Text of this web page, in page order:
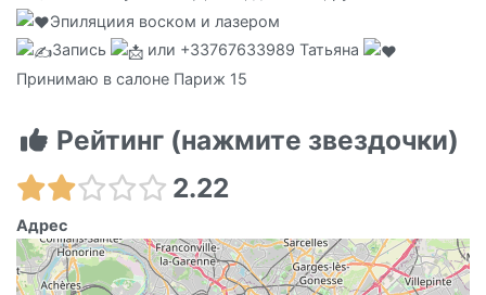
Эпиляциия воском и лазером
Запись
или +33767633989 Татьяна
Принимаю в салоне Париж 15
Рейтинг (нажмите звездочки)
2.22
Адрес